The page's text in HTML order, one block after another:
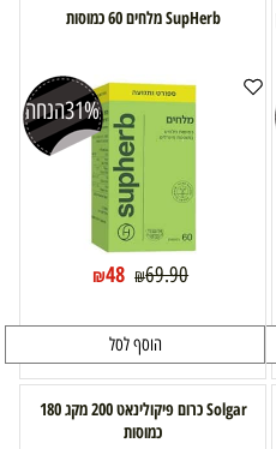
SupHerb מלחים 60 כמוסות
31%הנחה
₪69.90
₪48
הוסף לסל
Solgar כרום פיקולינאט 200 מקג 180
כמוסות